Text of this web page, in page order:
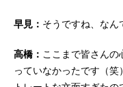
早見： そうですね、なん
高橋： ここまで皆さん
っていなかったです（